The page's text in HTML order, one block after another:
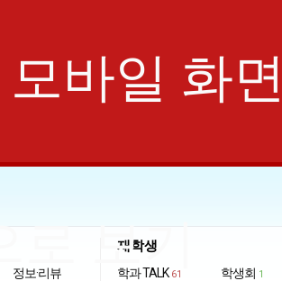
모바일 화
으로 보기
정보·리뷰
재학생
학과 TALK 61 학생회 1